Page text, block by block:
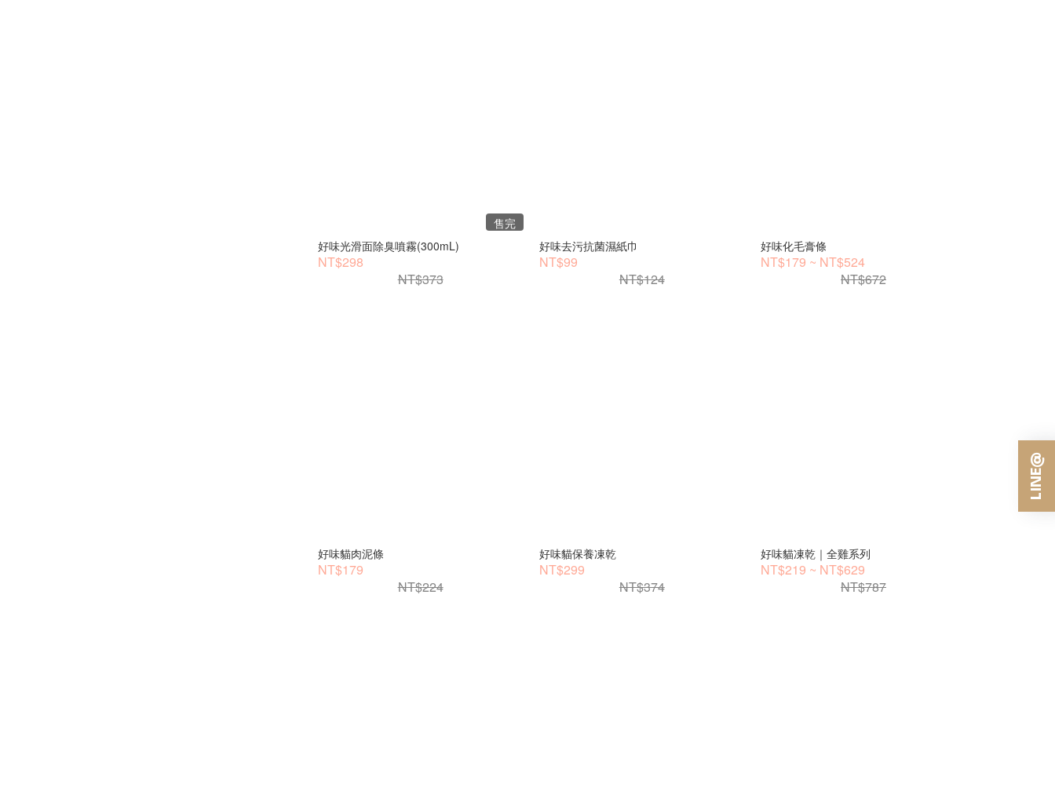
售完
好味光滑面除臭噴霧(300mL)
NT$298
NT$373
好味去污抗菌濕紙巾
NT$99
NT$124
好味化毛膏條
NT$179 ~ NT$524
NT$672
好味貓肉泥條
NT$179
NT$224
好味貓保養凍乾
NT$299
NT$374
好味貓凍乾｜全雞系列
NT$219 ~ NT$629
NT$787